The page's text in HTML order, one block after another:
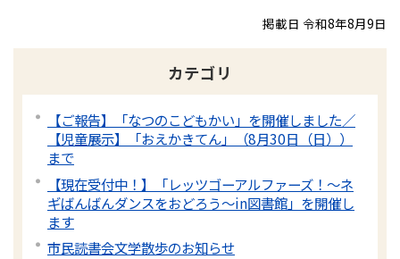
掲載日 令和8年8月9日
カテゴリ
【ご報告】「なつのこどもかい」を開催しました／
【児童展示】「おえかきてん」（8月30日（日））
まで
【現在受付中！】「レッツゴーアルファーズ！～ネ
ギばんばんダンスをおどろう～in図書館」を開催し
ます
市民読書会文学散歩のお知らせ